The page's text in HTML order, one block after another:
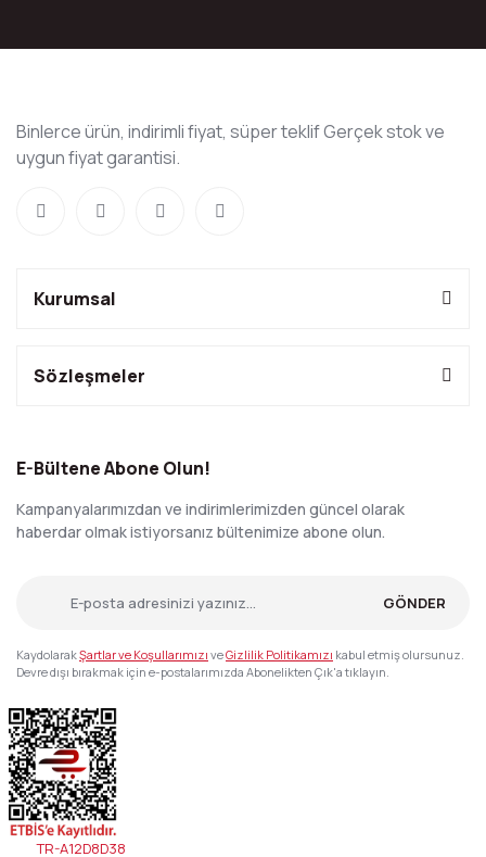
Binlerce ürün, indirimli fiyat, süper teklif Gerçek stok ve
uygun fiyat garantisi.
Kurumsal
Sözleşmeler
E-Bültene Abone Olun!
Kampanyalarımızdan ve indirimlerimizden güncel olarak
haberdar olmak istiyorsanız bültenimize abone olun.
GÖNDER
KaydolarakŞartlar ve Koşullarımızı veGizlilik Politikamızı kabul etmiş olursunuz.
Devre dışı bırakmak için e-postalarımızda Abonelikten Çık'a tıklayın.
TR-A12D8D38